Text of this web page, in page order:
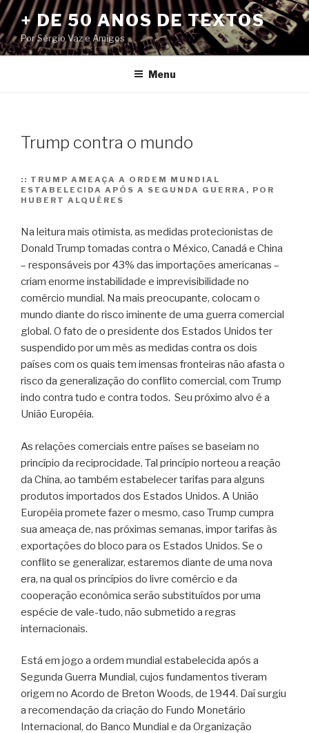
Pular
para
o
conteúdo
+ DE 50 ANOS DE TEXTOS
Por Sérgio Vaz e Amigos
Menu
Trump contra o mundo
:: TRUMP AMEAÇA A ORDEM MUNDIAL
ESTABELECIDA APÓS A SEGUNDA GUERRA, POR
HUBERT ALQUÉRES
Na leitura mais otimista, as medidas protecionistas de
Donald Trump tomadas contra o México, Canadá e China
– responsáveis por 43% das importações americanas –
criam enorme instabilidade e imprevisibilidade no
comércio mundial. Na mais preocupante, colocam o
mundo diante do risco iminente de uma guerra comercial
global. O fato de o presidente dos Estados Unidos ter
suspendido por um mês as medidas contra os dois
países com os quais tem imensas fronteiras não afasta o
risco da generalização do conflito comercial, com Trump
indo contra tudo e contra todos. Seu próximo alvo é a
União Européia.
As relações comerciais entre países se baseiam no
princípio da reciprocidade. Tal princípio norteou a reação
da China, ao também estabelecer tarifas para alguns
produtos importados dos Estados Unidos. A União
Européia promete fazer o mesmo, caso Trump cumpra
sua ameaça de, nas próximas semanas, impor tarifas às
exportações do bloco para os Estados Unidos. Se o
conflito se generalizar, estaremos diante de uma nova
era, na qual os princípios do livre comércio e da
cooperação econômica serão substituídos por uma
espécie de vale-tudo, não submetido a regras
internacionais.
Está em jogo a ordem mundial estabelecida após a
Segunda Guerra Mundial, cujos fundamentos tiveram
origem no Acordo de Breton Woods, de 1944. Daí surgiu
a recomendação da criação do Fundo Monetário
Internacional, do Banco Mundial e da Organização